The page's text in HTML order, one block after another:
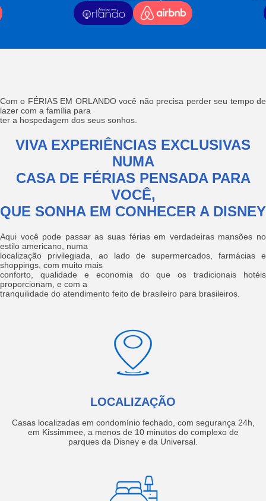
Com o FÉRIAS EM ORLANDO você não precisa perder seu tempo de
lazer com a família para
ter a hospedagem dos seus sonhos.
VIVA EXPERIÊNCIAS EXCLUSIVAS
NUMA
CASA DE FÉRIAS PENSADA PARA
VOCÊ,
QUE SONHA EM CONHECER A DISNEY
Aqui você pode passar as suas férias em verdadeiras mansões no
estilo americano, numa
localização privilegiada, ao lado de supermercados, farmácias e
shoppings, com muito mais
conforto, qualidade e economia do que os tradicionais hotéis
proporcionam, e com a
tranquilidade do atendimento feito de brasileiro para brasileiros.
LOCALIZAÇÃO
Casas localizadas em condomínio fechado, com segurança 24h,
em Kissimmee, a menos de 10 minutos do complexo de
parques da Disney e da Universal.